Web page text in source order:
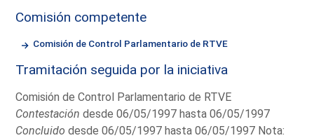
Comisión competente
Comisión de Control Parlamentario de RTVE
Tramitación seguida por la iniciativa
Comisión de Control Parlamentario de RTVE
Contestación desde 06/05/1997 hasta 06/05/1997
Concluido desde 06/05/1997 hasta 06/05/1997 Nota: